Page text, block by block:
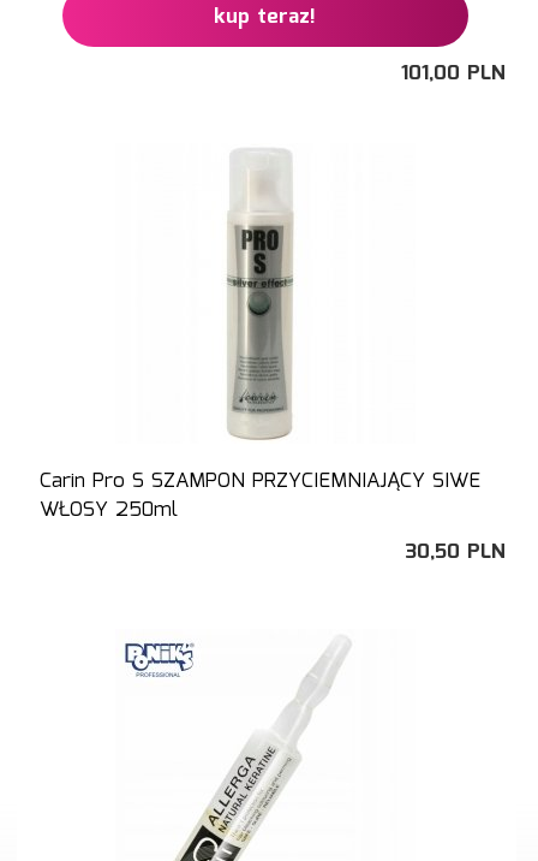
kup teraz!
101,00 PLN
Carin Pro S SZAMPON PRZYCIEMNIAJĄCY SIWE
WŁOSY 250ml
30,50 PLN